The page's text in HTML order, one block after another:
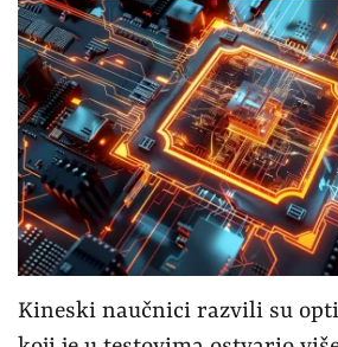
Kineski naučnici razvili su